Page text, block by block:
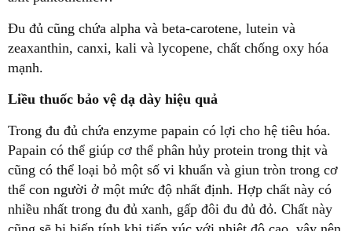
Đu đủ cũng chứa alpha và beta-carotene, lutein và
zeaxanthin, canxi, kali và lycopene, chất chống oxy hóa
mạnh.
Liều thuốc bảo vệ dạ dày hiệu quả
Trong đu đủ chứa enzyme papain có lợi cho hệ tiêu hóa.
Papain có thể giúp cơ thể phân hủy protein trong thịt và
cũng có thể loại bỏ một số vi khuẩn và giun tròn trong cơ
thể con người ở một mức độ nhất định. Hợp chất này có
nhiều nhất trong đu đủ xanh, gấp đôi đu đủ đỏ. Chất này